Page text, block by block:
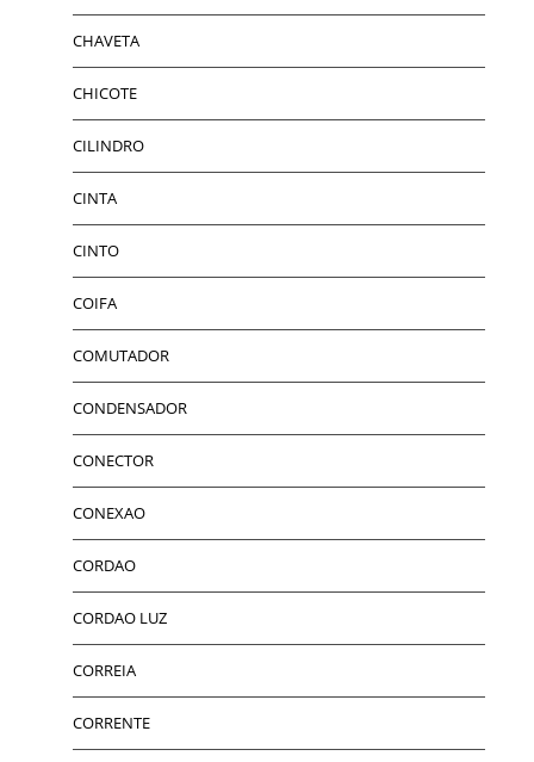
CHAVETA
CHICOTE
CILINDRO
CINTA
CINTO
COIFA
COMUTADOR
CONDENSADOR
CONECTOR
CONEXAO
CORDAO
CORDAO LUZ
CORREIA
CORRENTE